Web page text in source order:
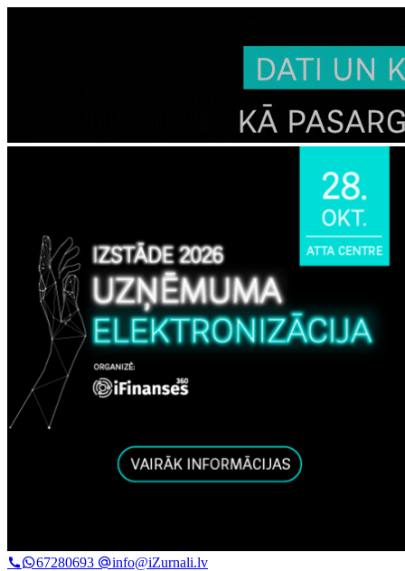
67280693 info@iZurnali.lv